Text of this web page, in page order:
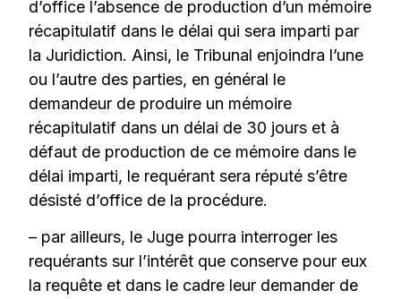
d’office l’absence de production d’un mémoire
récapitulatif dans le délai qui sera imparti par
la Juridiction. Ainsi, le Tribunal enjoindra l’une
ou l’autre des parties, en général le
demandeur de produire un mémoire
récapitulatif dans un délai de 30 jours et à
défaut de production de ce mémoire dans le
délai imparti, le requérant sera réputé s’être
désisté d’office de la procédure.
– par ailleurs, le Juge pourra interroger les
requérants sur l’intérêt que conserve pour eux
la requête et dans le cadre leur demander de